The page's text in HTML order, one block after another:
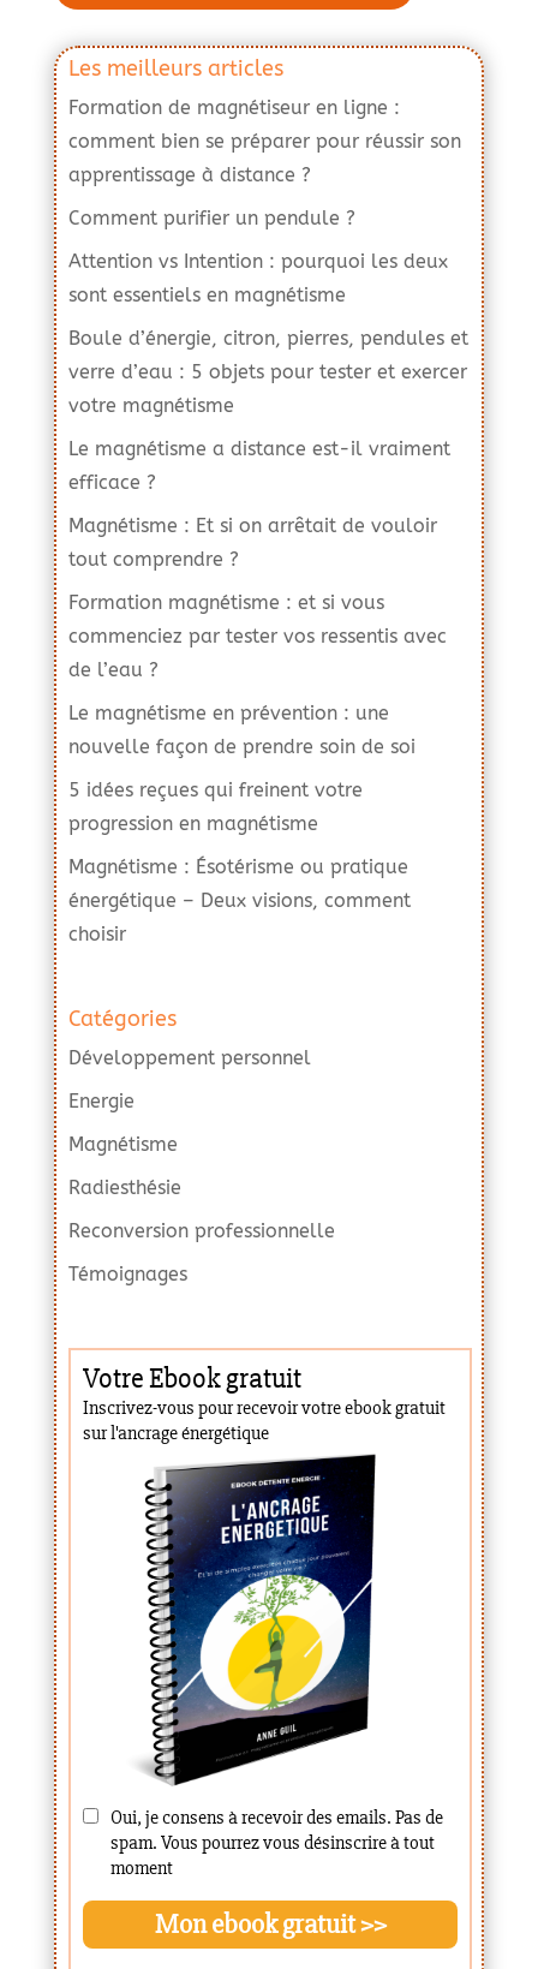
Les meilleurs articles
Formation de magnétiseur en ligne :
comment bien se préparer pour réussir son
apprentissage à distance ?
Comment purifier un pendule ?
Attention vs Intention : pourquoi les deux
sont essentiels en magnétisme
Boule d’énergie, citron, pierres, pendules et
verre d’eau : 5 objets pour tester et exercer
votre magnétisme
Le magnétisme a distance est-il vraiment
efficace ?
Magnétisme : Et si on arrêtait de vouloir
tout comprendre ?
Formation magnétisme : et si vous
commenciez par tester vos ressentis avec
de l’eau ?
Le magnétisme en prévention : une
nouvelle façon de prendre soin de soi
5 idées reçues qui freinent votre
progression en magnétisme
Magnétisme : Ésotérisme ou pratique
énergétique – Deux visions, comment
choisir
Catégories
Développement personnel
Energie
Magnétisme
Radiesthésie
Reconversion professionnelle
Témoignages